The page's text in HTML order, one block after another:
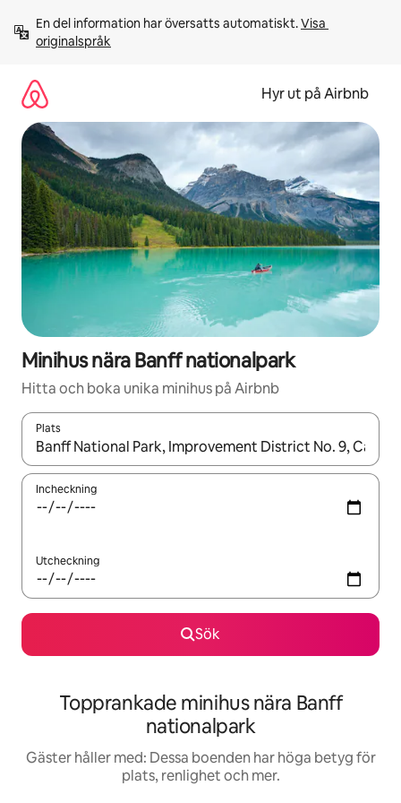
innehåll
En del information har översatts automatiskt. Visa
originalspråk
Hyr ut på Airbnb
Minihus nära Banff nationalpark
Hitta och boka unika minihus på Airbnb
Plats
När resultaten är tillgängliga kan du navigera med upp- och
Incheckning
Utcheckning
Sök
Topprankade minihus nära Banff
nationalpark
Gäster håller med: Dessa boenden har höga betyg för
plats, renlighet och mer.